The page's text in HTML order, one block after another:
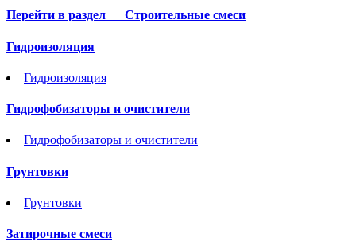
Перейти в раздел Строительные смеси
Гидроизоляция
Гидроизоляция
Гидрофобизаторы и очистители
Гидрофобизаторы и очистители
Грунтовки
Грунтовки
Затирочные смеси